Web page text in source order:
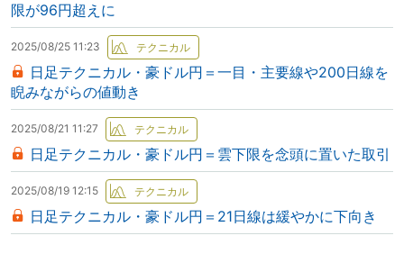
限が96円超えに
2025/08/25 11:23
日足テクニカル・豪ドル円＝一目・主要線や200日線を
睨みながらの値動き
2025/08/21 11:27
日足テクニカル・豪ドル円＝雲下限を念頭に置いた取引
2025/08/19 12:15
日足テクニカル・豪ドル円＝21日線は緩やかに下向き